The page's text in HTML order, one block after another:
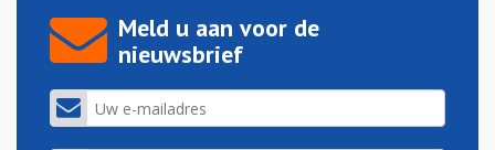
Meld u aan voor de
nieuwsbrief